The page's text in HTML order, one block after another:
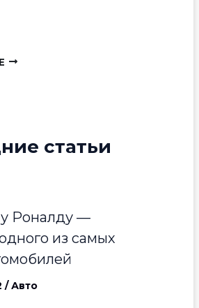
статьи
Роналду —
из самых
/Авто